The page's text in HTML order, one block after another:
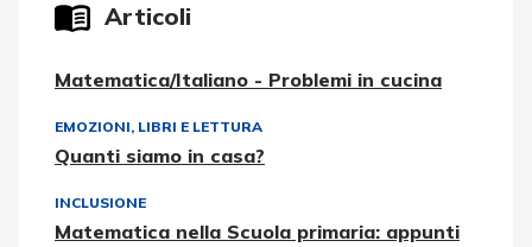
Articoli
Matematica/Italiano - Problemi in cucina
EMOZIONI, LIBRI E LETTURA
Quanti siamo in casa?
INCLUSIONE
Matematica nella Scuola primaria: appunti